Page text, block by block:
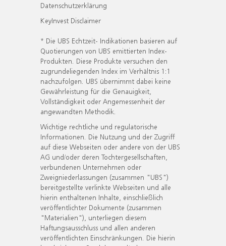
Datenschutzerklärung
KeyInvest Disclaimer
* Die UBS Echtzeit- Indikationen basieren auf
Quotierungen von UBS emittierten Index-
Produkten. Diese Produkte versuchen den
zugrundeliegenden Index im Verhältnis 1:1
nachzufolgen. UBS übernimmt dabei keine
Gewährleistung für die Genauigkeit,
Vollständigkeit oder Angemessenheit der
angewandten Methodik.
Wichtige rechtliche und regulatorische
Informationen. Die Nutzung und der Zugriff
auf diese Webseiten oder andere von der UBS
AG und/oder deren Tochtergesellschaften,
verbundenen Unternehmen oder
Zweigniederlassungen (zusammen "UBS")
bereitgestellte verlinkte Webseiten und alle
hierin enthaltenen Inhalte, einschließlich
veröffentlichter Dokumente (zusammen
"Materialien"), unterliegen diesem
Haftungsausschluss und allen anderen
veröffentlichten Einschränkungen. Die hierin